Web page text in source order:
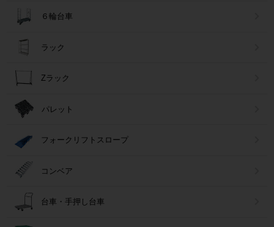
６輪台車
ラック
Zラック
パレット
フォークリフトスロープ
コンベア
台車・手押し台車